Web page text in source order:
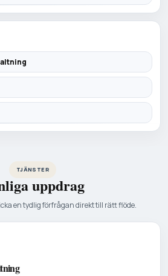
TJÄNSTER
uppdrag
en tydlig förfrågan direkt till rätt flöde.